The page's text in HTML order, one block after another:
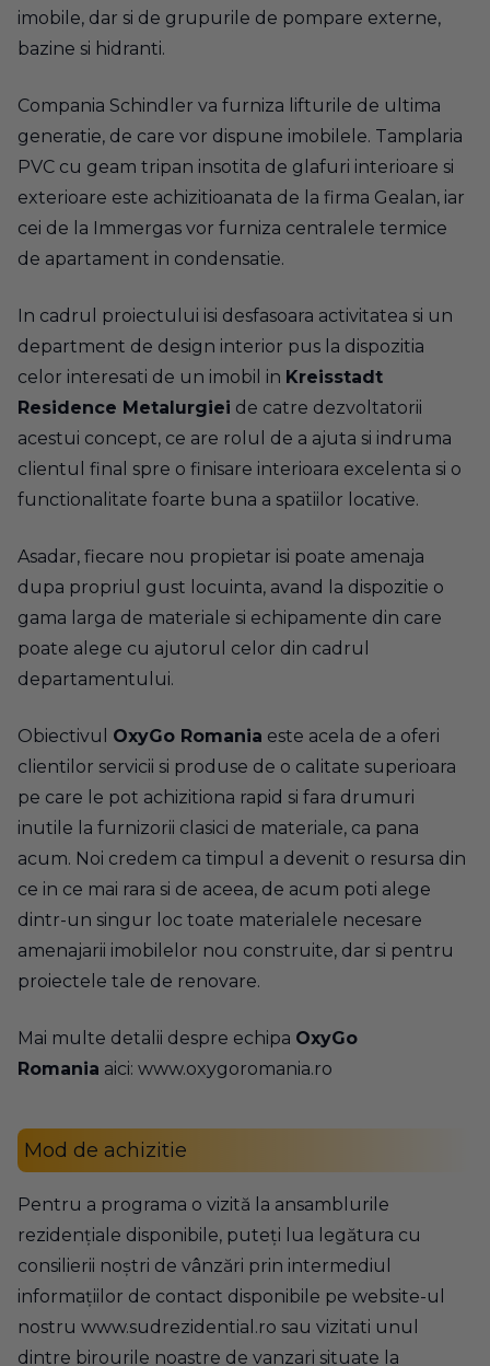
imobile, dar si de grupurile de pompare externe,
bazine si hidranti.
Compania Schindler va furniza lifturile de ultima
generatie, de care vor dispune imobilele. Tamplaria
PVC cu geam tripan insotita de glafuri interioare si
exterioare este achizitioanata de la firma Gealan, iar
cei de la Immergas vor furniza centralele termice
de apartament in condensatie.
In cadrul proiectului isi desfasoara activitatea si un
department de design interior pus la dispozitia
celor interesati de un imobil in Kreisstadt
Residence Metalurgiei de catre dezvoltatorii
acestui concept, ce are rolul de a ajuta si indruma
clientul final spre o finisare interioara excelenta si o
functionalitate foarte buna a spatiilor locative.
Asadar, fiecare nou propietar isi poate amenaja
dupa propriul gust locuinta, avand la dispozitie o
gama larga de materiale si echipamente din care
poate alege cu ajutorul celor din cadrul
departamentului.
Obiectivul OxyGo Romania este acela de a oferi
clientilor servicii si produse de o calitate superioara
pe care le pot achizitiona rapid si fara drumuri
inutile la furnizorii clasici de materiale, ca pana
acum. Noi credem ca timpul a devenit o resursa din
ce in ce mai rara si de aceea, de acum poti alege
dintr-un singur loc toate materialele necesare
amenajarii imobilelor nou construite, dar si pentru
proiectele tale de renovare.
Mai multe detalii despre echipa OxyGo
Romania aici: www.oxygoromania.ro
Mod de achizitie
Pentru a programa o vizită la ansamblurile
rezidențiale disponibile, puteți lua legătura cu
consilierii noștri de vânzări prin intermediul
informațiilor de contact disponibile pe website-ul
nostru www.sudrezidential.ro sau vizitati unul
dintre birourile noastre de vanzari situate la